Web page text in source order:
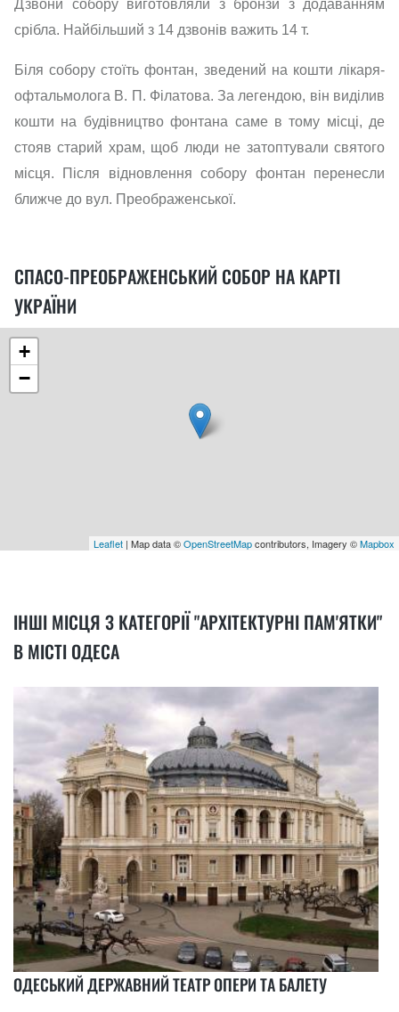
Дзвони собору виготовляли з бронзи з додаванням
срібла. Найбільший з 14 дзвонів важить 14 т.
Біля собору стоїть фонтан, зведений на кошти лікаря-
офтальмолога В. П. Філатова. За легендою, він виділив
кошти на будівництво фонтана саме в тому місці, де
стояв старий храм, щоб люди не затоптували святого
місця. Після відновлення собору фонтан перенесли
ближче до вул. Преображенської.
СПАСО-ПРЕОБРАЖЕНСЬКИЙ СОБОР НА КАРТІ
УКРАЇНИ
+
−
Leaflet | Map data ©OpenStreetMapcontributors, Imagery ©Mapbox
ІНШІ МІСЦЯ З КАТЕГОРІЇ "АРХІТЕКТУРНІ ПАМ'ЯТКИ"
В МІСТІ ОДЕСА
ОДЕСЬКИЙ ДЕРЖАВНИЙ ТЕАТР ОПЕРИ ТА БАЛЕТУ